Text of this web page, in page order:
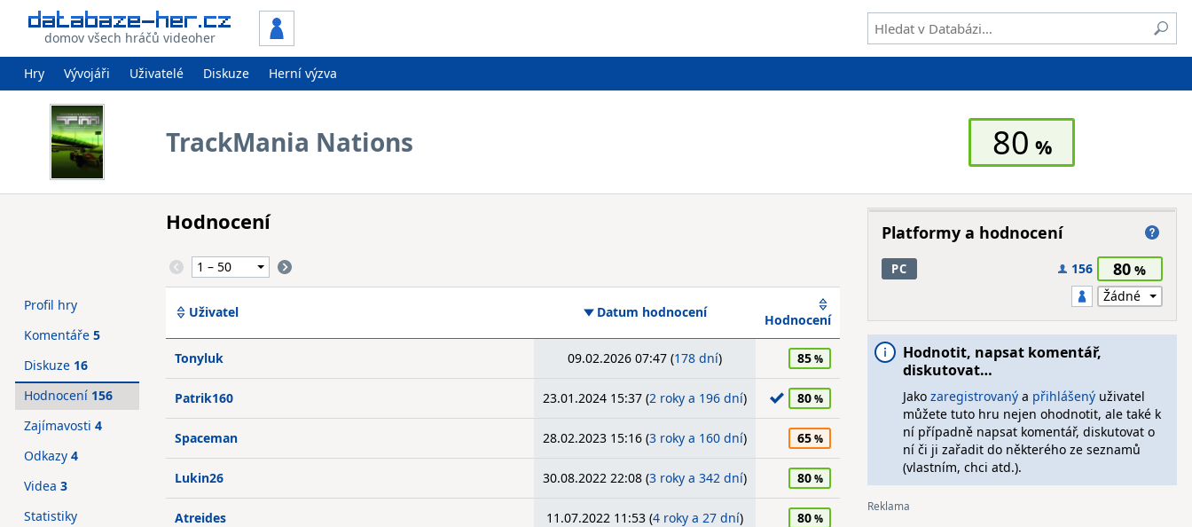
domov všech hráčů videoher
Hry Vývojáři Uživatelé Diskuze Herní výzva
TrackMania Nations 80
Hodnocení
Uživatel Datum hodnocení Hodnocení
Tonyluk 09.02.2026 07:47 (178 dní) 85
Patrik160 23.01.2024 15:37 (2 roky a 196 dní) 80
Spaceman 28.02.2023 15:16 (3 roky a 160 dní) 65
Lukin26 30.08.2022 22:08 (3 roky a 342 dní) 80
Atreides 11.07.2022 11:53 (4 roky a 27 dní) 80
Profil hry
Komentáře 5
Diskuze 16
Hodnocení 156
Zajímavosti 4
Odkazy 4
Videa 3
Statistiky
Platformy a hodnocení
PC 156 80
Hodnotit, napsat komentář,
diskutovat…
Jako zaregistrovanýa přihlášenýuživatel
můžete tuto hru nejen ohodnotit, ale také k
ní případně napsat komentář, diskutovat o
ní či ji zařadit do některého ze seznamů
(vlastním, chci atd.).